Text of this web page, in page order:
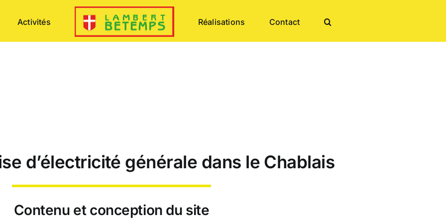
Activités Réalisations Contact
d’électricité générale dans le Chablais
Contenu et conception du site